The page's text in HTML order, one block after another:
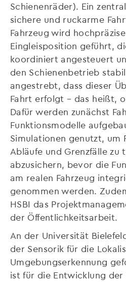
Schienenräder). Ein
sichere und ruckarme
Fahrzeug wird
Eingleisposition geführt,
koordiniert angesteuert
den Schienenbetrieb
angestrebt, dass dieser
Fahrt erfolgt – das heißt,
Dafür werden zunächst
Funktionsmodelle
Simulationen genutzt, um
Abläufe und Grenzfälle zu
abzusichern, bevor die
am realen Fahrzeug
genommen werden.
HSBI das
der Öffentlichkeitsarbeit.
An der Universität
der Sensorik für die
Umgebungserkennung
ist für die Entwicklung